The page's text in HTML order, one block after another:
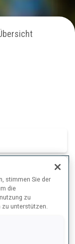
stimmen Sie der
die
zu
zu unterstützen.